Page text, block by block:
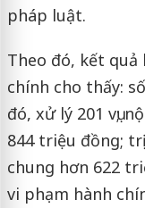
pháp luật.
Theo đó, kết
chính cho thấy:
đó, xử lý 201 vụ;
844 triệu đồng;
chung hơn 622
vi phạm hành